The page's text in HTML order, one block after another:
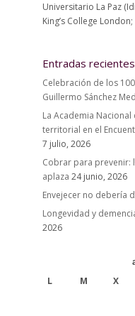
Universitario La Paz
King’s College
Entradas recientes
Celebración de los
Guillermo Sánchez
La Academia
territorial en el
7 julio, 2026
Cobrar para prevenir:
aplaza 24 junio, 2026
Envejecer no debería
Longevidad y
2026
L M X